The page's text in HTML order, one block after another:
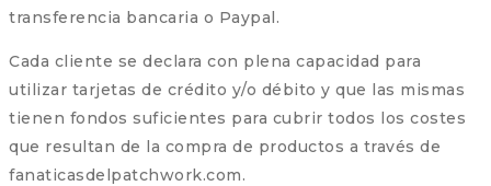
transferencia bancaria o Paypal.
Cada cliente se declara con plena capacidad para
utilizar tarjetas de crédito y/o débito y que las mismas
tienen fondos suficientes para cubrir todos los costes
que resultan de la compra de productos a través de
fanaticasdelpatchwork.com.